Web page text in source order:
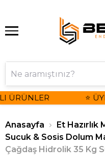
ÜRÜNLER ⭐
Anasayfa
Et Hazırlık
Sucuk & Sosis Dolum
Çağdaş Hidrolik 35 Kg